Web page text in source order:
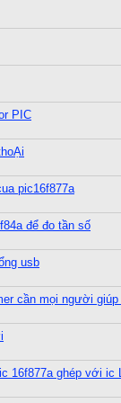
PIC
pic16f877a
để đo tần số
usb
cần mọi người
16f877a ghép với ic